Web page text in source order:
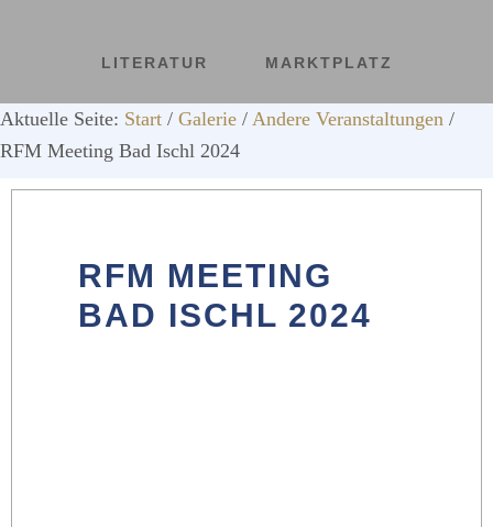
LITERATUR MARKTPLATZ
Aktuelle Seite: Start / Galerie / Andere Veranstaltungen /
RFM Meeting Bad Ischl 2024
RFM MEETING
BAD ISCHL 2024